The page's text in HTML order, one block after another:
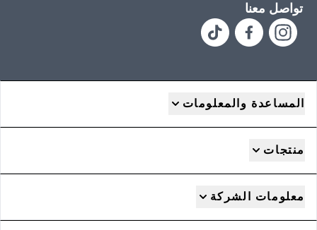
تواصل معنا
المساعدة والمعلومات
منتجات
معلومات الشركة